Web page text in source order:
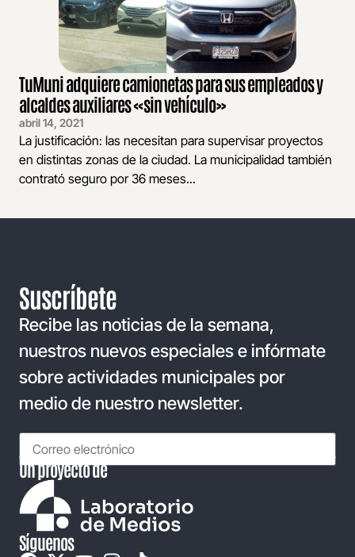
TuMuni adquiere camionetas para sus empleados y
alcaldes auxiliares «sin vehículo»
abril 14, 2021
La justificación: las necesitan para supervisar proyectos
en distintas zonas de la ciudad. La municipalidad también
contrató seguro por 36 meses...
Suscríbete
Recibe las noticias de la semana,
nuestros nuevos especiales e infórmate
sobre actividades municipales por
medio de nuestro newsletter.
Un proyecto de
Síguenos